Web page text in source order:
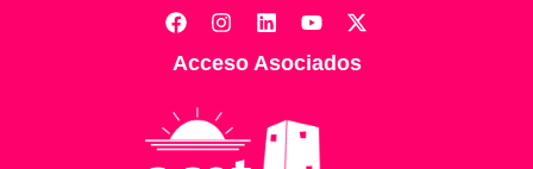
Acceso Asociados